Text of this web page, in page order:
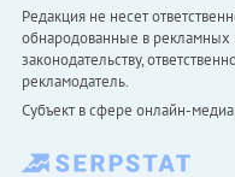
Редакция не несет
обнародованные в рекламных
законодательству,
рекламодатель.
Субъект в сфере онлайн-